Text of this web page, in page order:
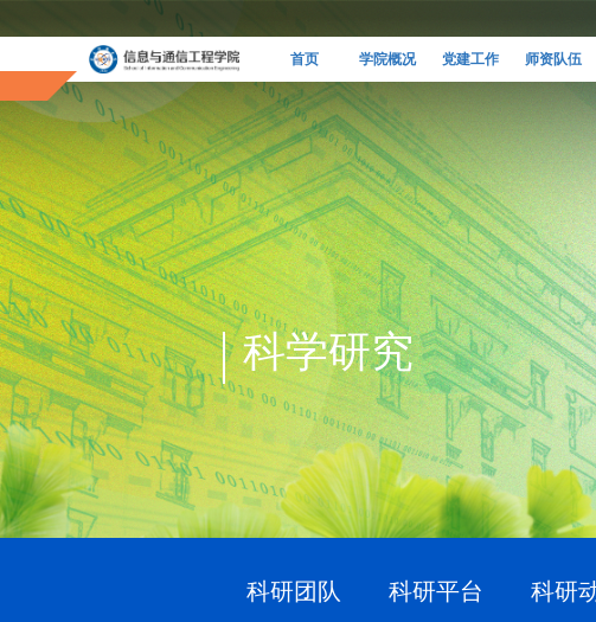
首页 学院概况 党建工作 师资队伍
科学研究
科研团队 科研平台 科研